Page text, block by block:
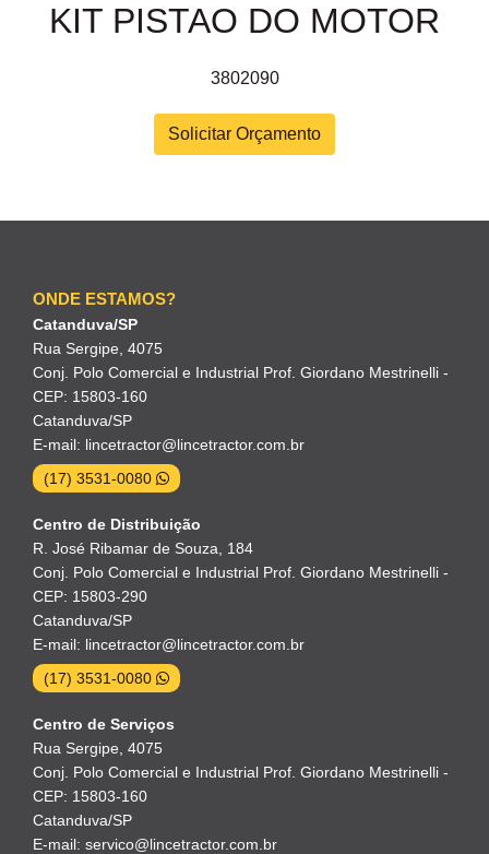
KIT PISTAO DO MOTOR
3802090
Solicitar Orçamento
ONDE ESTAMOS?
Catanduva/SP
Rua Sergipe, 4075
Conj. Polo Comercial e Industrial Prof. Giordano Mestrinelli -
CEP: 15803-160
Catanduva/SP
E-mail: lincetractor@lincetractor.com.br
(17) 3531-0080
Centro de Distribuição
R. José Ribamar de Souza, 184
Conj. Polo Comercial e Industrial Prof. Giordano Mestrinelli -
CEP: 15803-290
Catanduva/SP
E-mail: lincetractor@lincetractor.com.br
(17) 3531-0080
Centro de Serviços
Rua Sergipe, 4075
Conj. Polo Comercial e Industrial Prof. Giordano Mestrinelli -
CEP: 15803-160
Catanduva/SP
E-mail: servico@lincetractor.com.br